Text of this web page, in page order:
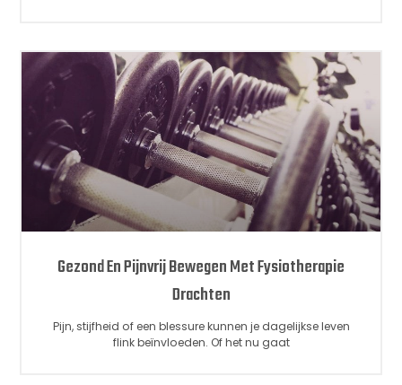
Gezond En Pijnvrij Bewegen Met Fysiotherapie
Drachten
Pijn, stijfheid of een blessure kunnen je dagelijkse leven
flink beïnvloeden. Of het nu gaat